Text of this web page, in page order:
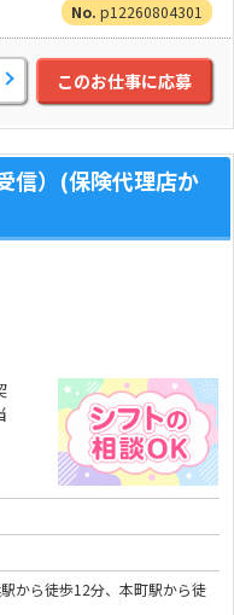
p12260804301
このお仕事に応募
信）(保険代理店か
から徒歩12分、本町駅から徒